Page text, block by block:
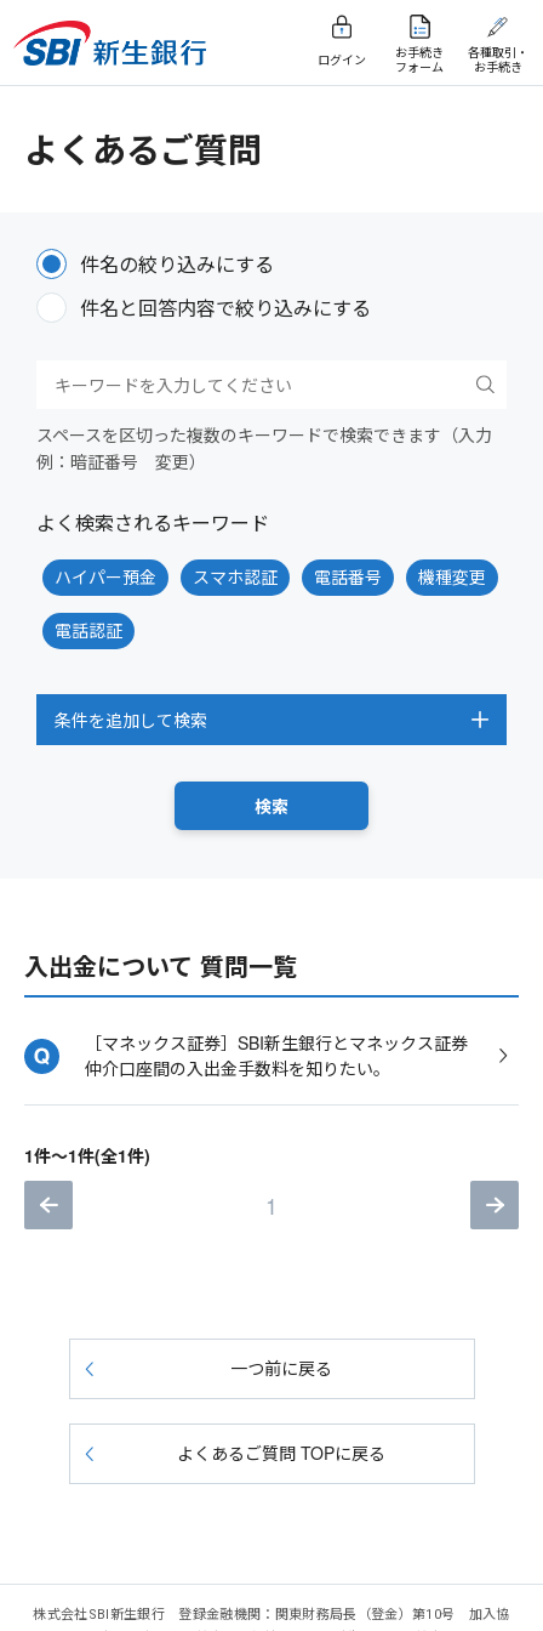
ログイン
お手続き
フォーム
各種取引・
お手続き
よくあるご質問
件名の絞り込みにする
件名と回答内容で絞り込みにする
スペースを区切った複数のキーワードで検索できます（入力
例：暗証番号 変更）
よく検索されるキーワード
ハイパー預金 スマホ認証 電話番号 機種変更
電話認証
条件を追加して検索
入出金について 質問一覧
［マネックス証券］SBI新生銀行とマネックス証券
仲介口座間の入出金手数料を知りたい。
1件～1件(全1件)
1
一つ前に戻る
よくあるご質問 TOPに戻る
株式会社SBI新生銀行 登録金融機関：関東財務局長（登金）第10号 加入協